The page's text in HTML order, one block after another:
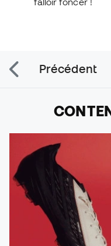
Précédent